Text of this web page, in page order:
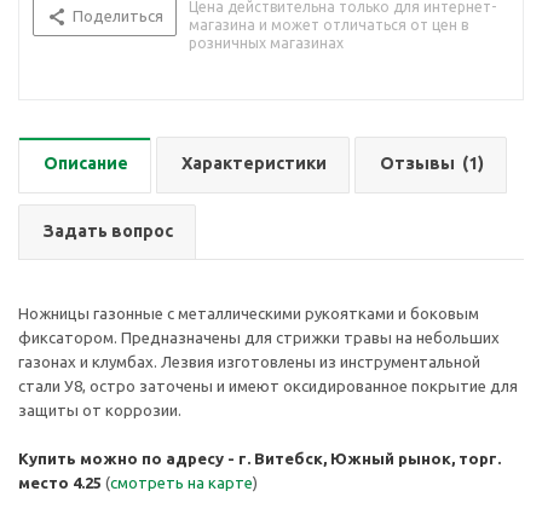
Поделиться
Цена действительна только для интернет-
магазина и может отличаться от цен в
розничных магазинах
Описание Характеристики Отзывы (1)
Задать вопрос
Ножницы газонные с металлическими рукоятками и боковым
фиксатором. Предназначены для стрижки травы на небольших
газонах и клумбах. Лезвия изготовлены из инструментальной
стали У8, остро заточены и имеют оксидированное покрытие для
защиты от коррозии.
Купить можно по адресу - г. Витебск, Южный рынок, торг.
место 4.25 (смотреть на карте)